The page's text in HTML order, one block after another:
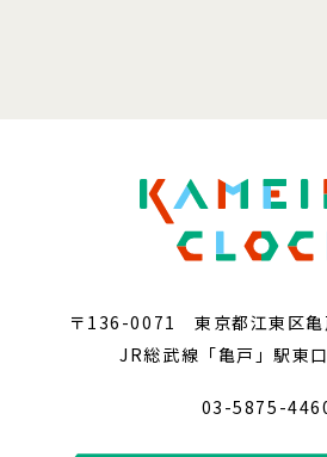
〒136-0071 東京都江東区亀
JR総武線「亀戸」駅東
03-5875-